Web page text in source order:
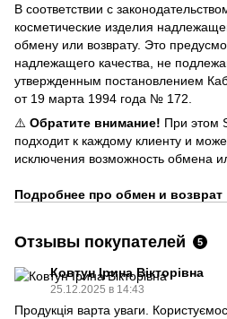
В соответствии с
косметические изделия
обмену или возврату. Это
надлежащего качества, не
утвержденным постановлением
от 19 марта 1994 года № 172.
⚠️ Обратите внимание! При этом
подходит к каждому клиенту и
исключения возможность обмена
Подробнее про обмен и возврат
Отзывы покупателей 5
Ковтун Ірина Вікторівна
25.12.2025 в 14:43
Продукція варта уваги.